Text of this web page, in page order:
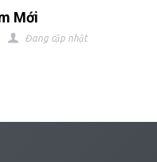
Mới
Đang cập nhật